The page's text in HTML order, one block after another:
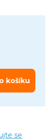
košíku
se